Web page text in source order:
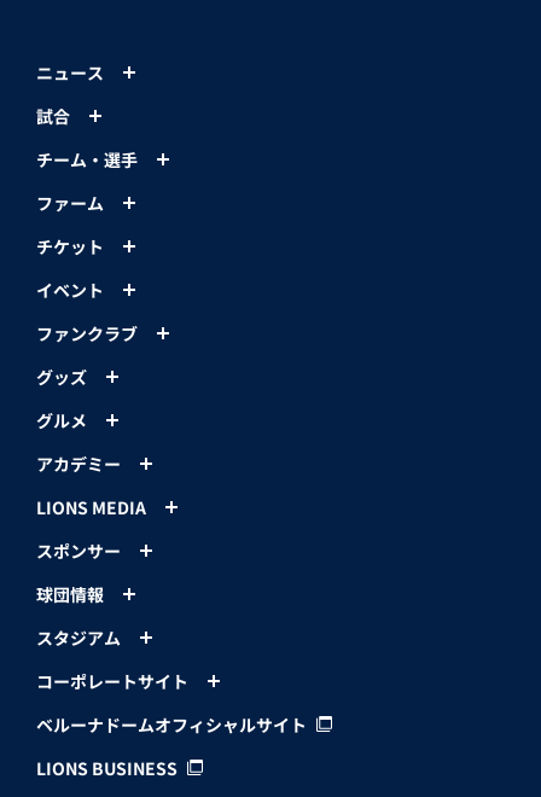
ニュース
試合
チーム・選手
ファーム
チケット
イベント
ファンクラブ
グッズ
グルメ
アカデミー
LIONS MEDIA
スポンサー
球団情報
スタジアム
コーポレートサイト
ベルーナドームオフィシャルサイト
LIONS BUSINESS